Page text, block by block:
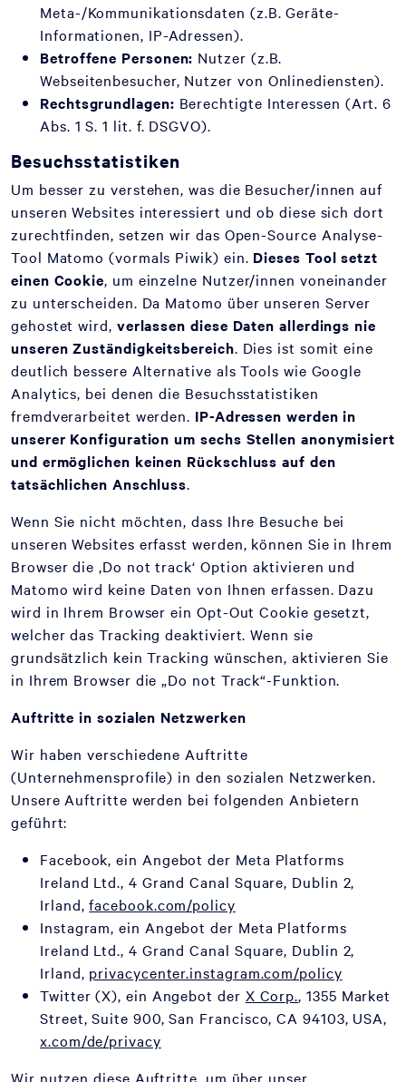
Meta-/Kommunikationsdaten (z.B. Geräte-
Informationen, IP-Adressen).
Betroffene Personen: Nutzer (z.B.
Webseitenbesucher, Nutzer von Onlinediensten).
Rechtsgrundlagen: Berechtigte Interessen (Art. 6
Abs. 1 S. 1 lit. f. DSGVO).
Besuchsstatistiken
Um besser zu verstehen, was die Besucher/innen auf
unseren Websites interessiert und ob diese sich dort
zurechtfinden, setzen wir das Open-Source Analyse-
Tool Matomo (vormals Piwik) ein. Dieses Tool setzt
einen Cookie, um einzelne Nutzer/innen voneinander
zu unterscheiden. Da Matomo über unseren Server
gehostet wird, verlassen diese Daten allerdings nie
unseren Zuständigkeitsbereich. Dies ist somit eine
deutlich bessere Alternative als Tools wie Google
Analytics, bei denen die Besuchsstatistiken
fremdverarbeitet werden. IP-Adressen werden in
unserer Konfiguration um sechs Stellen anonymisiert
und ermöglichen keinen Rückschluss auf den
tatsächlichen Anschluss.
Wenn Sie nicht möchten, dass Ihre Besuche bei
unseren Websites erfasst werden, können Sie in Ihrem
Browser die ‚Do not track‘ Option aktivieren und
Matomo wird keine Daten von Ihnen erfassen. Dazu
wird in Ihrem Browser ein Opt-Out Cookie gesetzt,
welcher das Tracking deaktiviert. Wenn sie
grundsätzlich kein Tracking wünschen, aktivieren Sie
in Ihrem Browser die „Do not Track“-Funktion.
Auftritte in sozialen Netzwerken
Wir haben verschiedene Auftritte
(Unternehmensprofile) in den sozialen Netzwerken.
Unsere Auftritte werden bei folgenden Anbietern
geführt:
Facebook, ein Angebot der Meta Platforms
Ireland Ltd., 4 Grand Canal Square, Dublin 2,
Irland,facebook.com/policy
Instagram, ein Angebot der Meta Platforms
Ireland Ltd., 4 Grand Canal Square, Dublin 2,
Irland, privacycenter.instagram.com/policy
Twitter (X), ein Angebot der X Corp., 1355 Market
Street, Suite 900, San Francisco, CA 94103, USA,
x.com/de/privacy
Wir nutzen diese Auftritte, um über unser